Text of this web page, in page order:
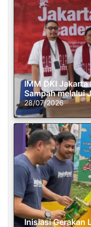
IMM DKI
Sampah melalui
28/07/2026
Inisiasi Gerakan